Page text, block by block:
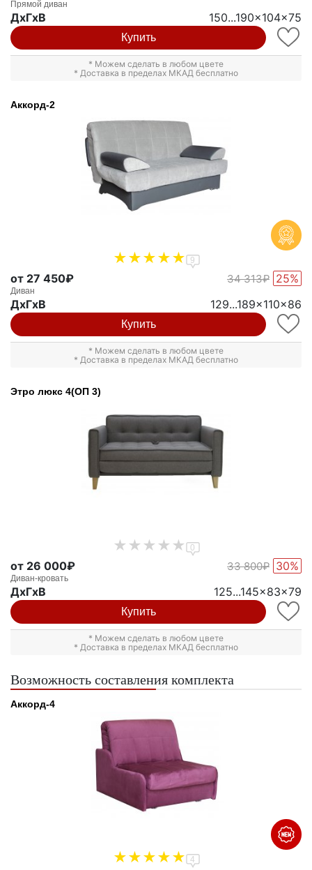
Прямой диван
ДxГxВ 150...190x104x75
Купить
* Можем сделать в любом цвете
* Доставка в пределах МКАД бесплатно
Аккорд-2
9
от 27 450₽ 34 313₽ 25%
Диван
ДxГxВ 129...189x110x86
Купить
* Можем сделать в любом цвете
* Доставка в пределах МКАД бесплатно
Этро люкс 4(ОП 3)
0
от 26 000₽ 33 800₽ 30%
Диван-кровать
ДxГxВ 125...145x83x79
Купить
* Можем сделать в любом цвете
* Доставка в пределах МКАД бесплатно
Возможность составления комплекта
Аккорд-4
4